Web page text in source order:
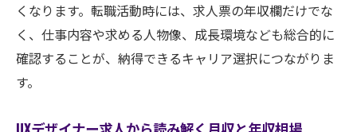
くなります。転職活動時には、求人票の年収欄だけでな
く、仕事内容や求める人物像、成長環境なども総合的に
確認することが、納得できるキャリア選択につながりま
す。